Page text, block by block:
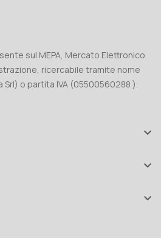
sul MEPA, Mercato Elettronico
ricercabile tramite nome
o partita IVA (05500560288 ).


